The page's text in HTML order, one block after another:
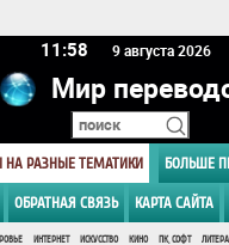
11:58 9 августа 2026
Мир
НА РАЗНЫЕ ТЕМАТИКИ БОЛЬШЕ
ОБРАТНАЯ СВЯЗЬ КАРТА САЙТА
ИНТЕРНЕТ ИСКУССТВО КИНО ПК, СОФТ